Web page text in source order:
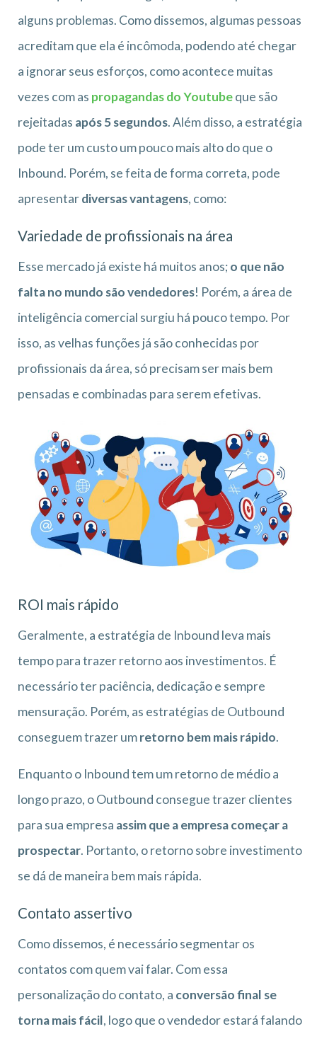
alguns problemas. Como dissemos, algumas pessoas
acreditam que ela é incômoda, podendo até chegar
a ignorar seus esforços, como acontece muitas
vezes com as propagandas do Youtubeque são
rejeitadas após 5 segundos. Além disso, a estratégia
pode ter um custo um pouco mais alto do que o
Inbound. Porém, se feita de forma correta, pode
apresentardiversas vantagens, como:
Variedade de profissionais na área
Esse mercado já existe há muitos anos;o que não
falta no mundo são vendedores! Porém, a área de
inteligência comercial surgiu há pouco tempo. Por
isso, as velhas funções já são conhecidas por
profissionais da área, só precisam ser mais bem
pensadas e combinadas para serem efetivas.
ROI mais rápido
Geralmente, a estratégia de Inbound leva mais
tempo para trazer retorno aos investimentos. É
necessário ter paciência, dedicação e sempre
mensuração. Porém, as estratégias de Outbound
conseguem trazer umretorno bem mais rápido.
Enquanto o Inbound tem um retorno de médio a
longo prazo, o Outbound consegue trazer clientes
para sua empresa assim que a empresa começar a
prospectar. Portanto, o retorno sobre investimento
se dá de maneira bem mais rápida.
Contato assertivo
Como dissemos, é necessário segmentar os
contatos com quem vai falar. Com essa
personalização do contato, a conversão final se
torna mais fácil, logo que o vendedor estará falando